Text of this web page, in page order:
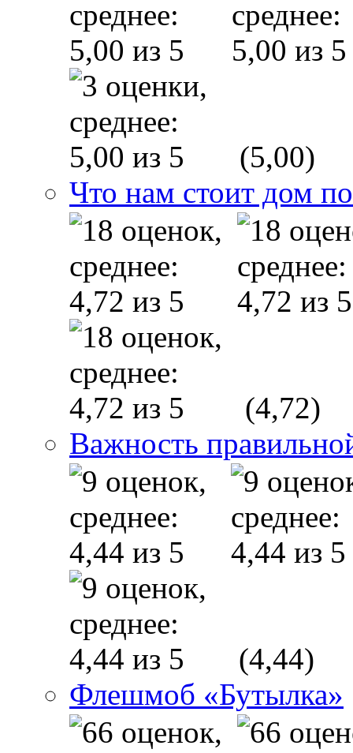
(5,00)
Что нам стоит дом
(4,72)
Важность
(4,44)
Флешмоб «Бутылка»